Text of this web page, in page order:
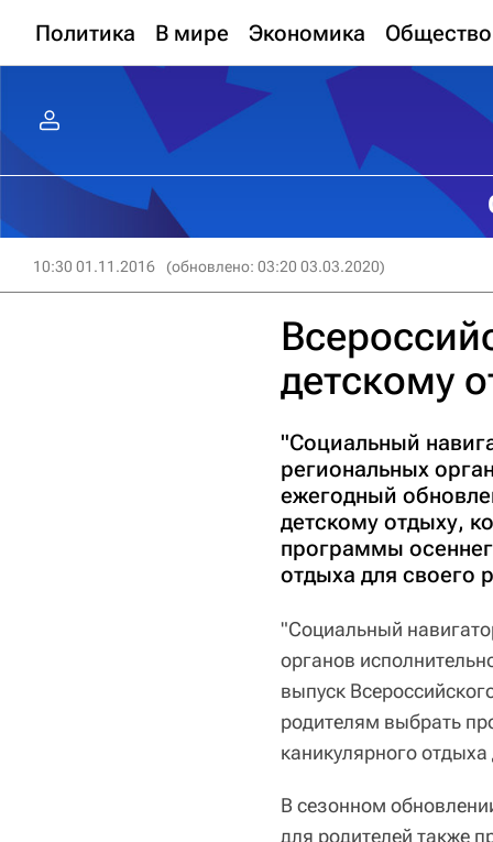
Политика В мире Экономика Общество
10:30 01.11.2016 (обновлено: 03:20 03.03.2020)
детскому
"Социальный
региональных
ежегодный
детскому отдыху,
программы
отдыха для своего
"Социальный
органов
выпуск
родителям выбрать
каникулярного
В сезонном
для родителей также